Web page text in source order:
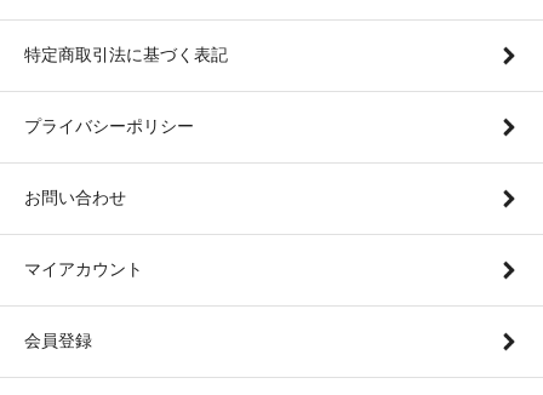
特定商取引法に基づく表記
プライバシーポリシー
お問い合わせ
マイアカウント
会員登録